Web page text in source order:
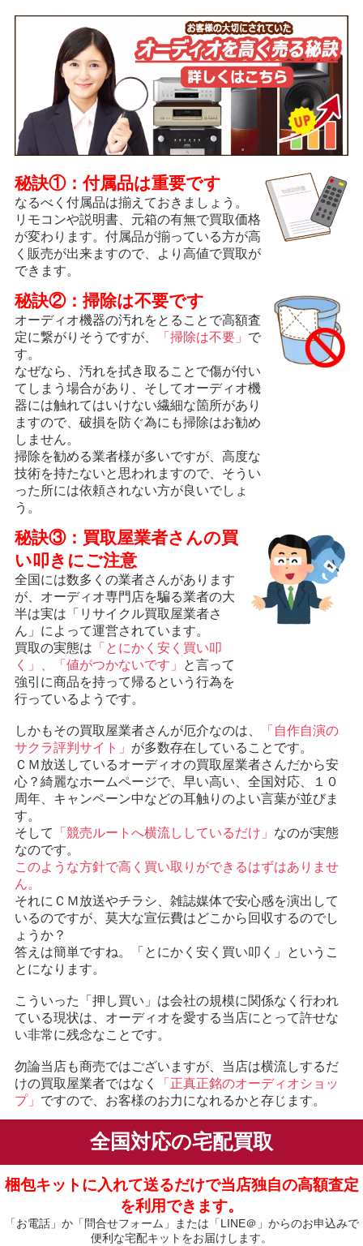
秘訣①：付属品は重要です
なるべく付属品は揃えておきましょう。
リモコンや説明書、元箱の有無で買取価格
が変わります。付属品が揃っている方が高
く販売が出来ますので、より高値で買取が
できます。
秘訣②：掃除は不要です
オーディオ機器の汚れをとることで高額査
定に繋がりそうですが、
「掃除は不要」 で
す。
なぜなら、汚れを拭き取ることで傷が付い
てしまう場合があり、そしてオーディオ機
器には触れてはいけない繊細な箇所があり
ますので、破損を防ぐ為にも掃除はお勧め
しません。
掃除を勧める業者様が多いですが、高度な
技術を持たないと思われますので、そうい
った所には依頼されない方が良いでしょ
う。
秘訣③：買取屋業者さんの買
い叩きにご注意
全国には数多くの業者さんがあります
が、オーディオ専門店を騙る業者の大
半は実は「リサイクル買取屋業者さ
ん」によって運営されています。
買取の実態は 「とにかく安く買い叩
く」、「値がつかないです」
と言って
強引に商品を持って帰るという行為を
行っているようです。
しかもその買取屋業者さんが厄介なのは、
「自作自演の
サクラ評判サイト」 が多数存在していることです。
ＣＭ放送しているオーディオの買取屋業者さんだから安
心？綺麗なホームページで、早い高い、全国対応、１０
周年、キャンペーン中などの耳触りのよい言葉が並びま
す。
そして
「競売ルートへ横流ししているだけ」 なのが実態
なのです。
このような方針で高く買い取りができるはずはありませ
ん。
それにＣＭ放送やチラシ、雑誌媒体で安心感を演出して
いるのですが、莫大な宣伝費はどこから回収するのでし
ょうか？
答えは簡単ですね。「とにかく安く買い叩く」というこ
とになります。
こういった「押し買い」は会社の規模に関係なく行われ
ている現状は、オーディオを愛する当店にとって許せな
い非常に残念なことです。
勿論当店も商売ではございますが、当店は横流しするだ
けの買取屋業者ではなく
「正真正銘のオーディオショッ
プ」 ですので、お客様のお力になれるかと存じます。
全国対応の宅配買取
梱包キットに入れて送るだけで当店独自の高額査定
を利用できます。
「お電話」か「問合せフォーム」または「LINE＠」からのお申込みで
便利な宅配キットをお届けします。